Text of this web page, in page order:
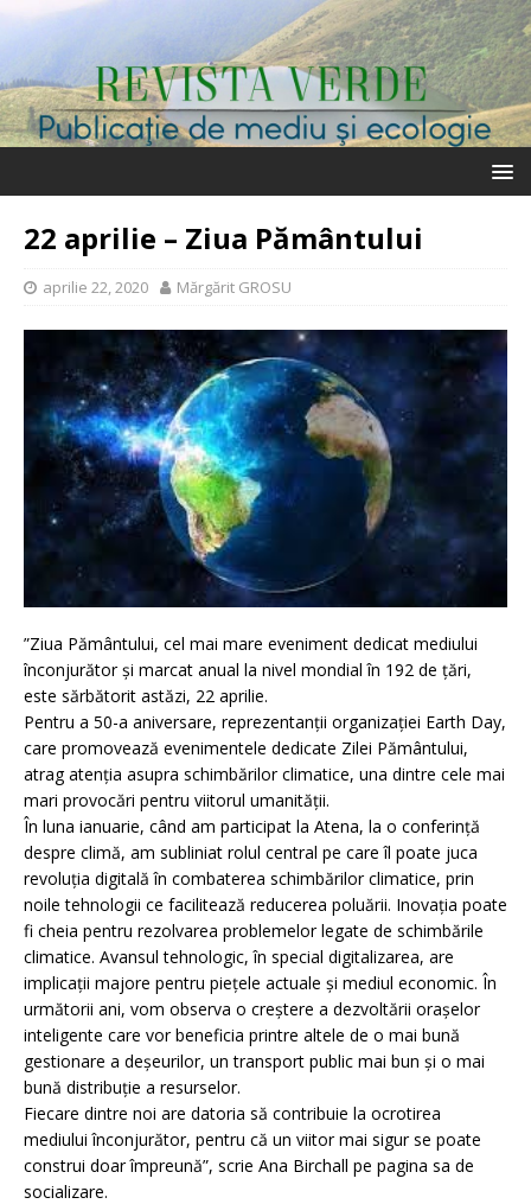
22 aprilie – Ziua Pământului
aprilie 22, 2020 Mărgărit GROSU
”Ziua Pământului, cel mai mare eveniment dedicat mediului
înconjurător și marcat anual la nivel mondial în 192 de țări,
este sărbătorit astăzi, 22 aprilie.
Pentru a 50-a aniversare, reprezentanții organizației Earth Day,
care promovează evenimentele dedicate Zilei Pământului,
atrag atenția asupra schimbărilor climatice, una dintre cele mai
mari provocări pentru viitorul umanității.
În luna ianuarie, când am participat la Atena, la o conferință
despre climă, am subliniat rolul central pe care îl poate juca
revoluția digitală în combaterea schimbărilor climatice, prin
noile tehnologii ce facilitează reducerea poluării. Inovația poate
fi cheia pentru rezolvarea problemelor legate de schimbările
climatice. Avansul tehnologic, în special digitalizarea, are
implicații majore pentru piețele actuale și mediul economic. În
următorii ani, vom observa o creștere a dezvoltării orașelor
inteligente care vor beneficia printre altele de o mai bună
gestionare a deșeurilor, un transport public mai bun și o mai
bună distribuție a resurselor.
Fiecare dintre noi are datoria să contribuie la ocrotirea
mediului înconjurător, pentru că un viitor mai sigur se poate
construi doar împreună”, scrie Ana Birchall pe pagina sa de
socializare.